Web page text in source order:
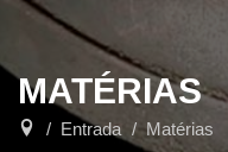
MATÉRIAS
Entrada Matérias